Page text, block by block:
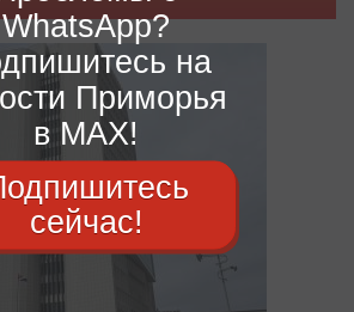
WhatsApp?
на
Приморья
в MAX!
сейчас!